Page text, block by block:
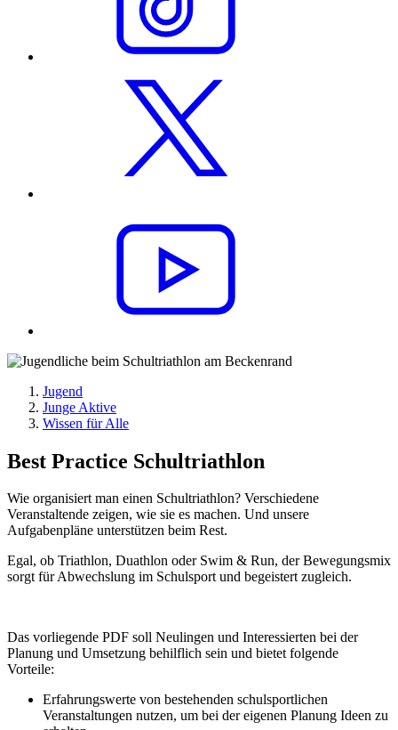
Jugend
Junge Aktive
Wissen für Alle
Best Practice Schultriathlon
Wie organisiert man einen Schultriathlon? Verschiedene
Veranstaltende zeigen, wie sie es machen. Und unsere
Aufgabenpläne unterstützen beim Rest.
Egal, ob Triathlon, Duathlon oder Swim & Run, der Bewegungsmix
sorgt für Abwechslung im Schulsport und begeistert zugleich. ​
Das vorliegende PDF soll Neulingen und Interessierten bei der
Planung und Umsetzung behilflich sein und bietet folgende
Vorteile: ​
Erfahrungswerte von bestehenden schulsportlichen
Veranstaltungen nutzen, um bei der eigenen Planung Ideen zu